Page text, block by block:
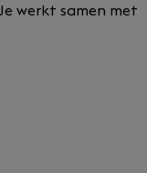
werkt samen met